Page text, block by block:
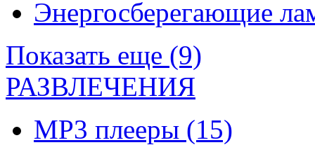
Энергосберегающие
Показать еще (9)
РАЗВЛЕЧЕНИЯ
MP3 плееры (15)